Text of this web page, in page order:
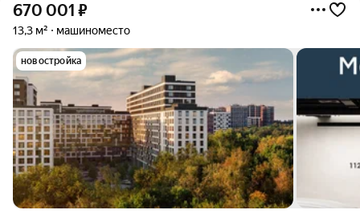
670 001 ₽
13,3 м² машиноместо
новостройка